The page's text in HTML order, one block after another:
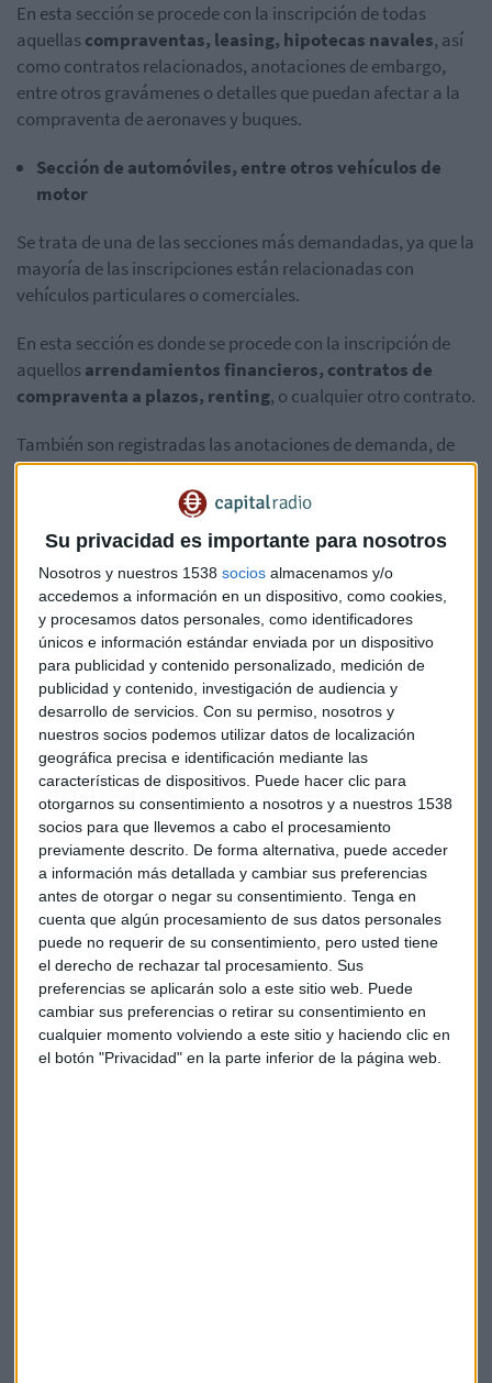
Su privacidad es importante para nosotros
Nosotros y nuestros 1538 socios almacenamos y/o
accedemos a información en un dispositivo, como cookies,
y procesamos datos personales, como identificadores
únicos e información estándar enviada por un dispositivo
para publicidad y contenido personalizado, medición de
publicidad y contenido, investigación de audiencia y
desarrollo de servicios. Con su permiso, nosotros y
nuestros socios podemos utilizar datos de localización
geográfica precisa e identificación mediante las
características de dispositivos. Puede hacer clic para
otorgarnos su consentimiento a nosotros y a nuestros 1538
socios para que llevemos a cabo el procesamiento
previamente descrito. De forma alternativa, puede acceder
a información más detallada y cambiar sus preferencias
antes de otorgar o negar su consentimiento. Tenga en
cuenta que algún procesamiento de sus datos personales
puede no requerir de su consentimiento, pero usted tiene
el derecho de rechazar tal procesamiento. Sus
preferencias se aplicarán solo a este sitio web. Puede
cambiar sus preferencias o retirar su consentimiento en
cualquier momento volviendo a este sitio y haciendo clic en
el botón "Privacidad" en la parte inferior de la página web.
En esta sección se procede con la inscripción de todas
aquellascompraventas, leasing, hipotecas navales, así
como contratos relacionados, anotaciones de embargo,
entre otros gravámenes o detalles que puedan afectar a la
compraventa de aeronaves y buques.
Sección de automóviles, entre otros vehículos de
motor
Se trata de una de las secciones más demandadas, ya que la
mayoría de las inscripciones están relacionadas con
vehículos particulares o comerciales.
En esta sección es donde se procede con la inscripción de
aquellosarrendamientos financieros, contratos de
compraventa a plazos, renting, o cualquier otro contrato.
También son registradas las anotaciones de demanda, de
embargo, la prohibición de disponer de determinados
vehículos, entre otras anotaciones preventivas o
gravámenes que afectarán directamente a automóviles u
otros vehículos de motor.
Sección de Maquinaria Industrial, bienes de equipo y
establecimientos a nivel mercantil
En esta tercera sección es donde se practica la inscripción
hipotecas mobiliariasque versan sobre maquinaria
industrial o establecimientos mercantiles.
También se incluyen los gravámenes o las anotaciones de
embarco relacionados con dichos bienes.
Sección de garantías reales
La siguiente sección delRegistro de Bienes Muebles
relacionada con aquellas hipotecas mobiliarias y prendas
sin desplazamiento que están relacionadas con derecho de
propiedad industrial e intelectual.
Sección de otros bienes muebles registrables
Esta sección es bastante amplia, ya que incluye una gran